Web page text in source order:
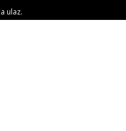
ulaz.